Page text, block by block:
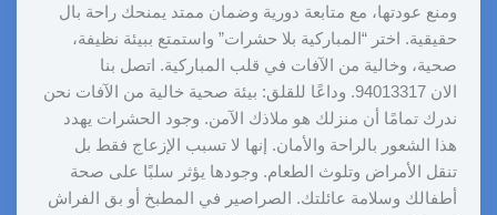
ومنع عودتها، مع متابعة دورية وضمان ممتد يمنحك راحة بال
حقيقية. اختر “المباركية بلا حشرات” واستمتع ببيئة نظيفة،
صحية، وخالية من الآفات في قلب المباركية. اتصل بنا
الان 94013317. وداعًا للقلق: بيئة صحية خالية من الآفات نحن
ندرك تمامًا أن منزلك هو ملاذك الآمن. وجود الحشرات يهدد
هذا الشعور بالراحة والأمان. إنها لا تسبب الإزعاج فقط بل
تنقل الأمراض وتلوث الطعام. وجودها يؤثر سلبًا على صحة
أطفالك وسلامة عائلتك. الصراصير في المطبخ أو بق الفراش